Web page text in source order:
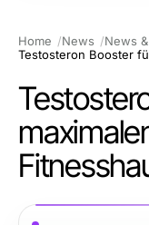
Home News
News